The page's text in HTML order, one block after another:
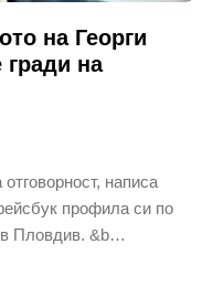
на Георги
гради на
написа
профила си по
в Пловдив. &b…